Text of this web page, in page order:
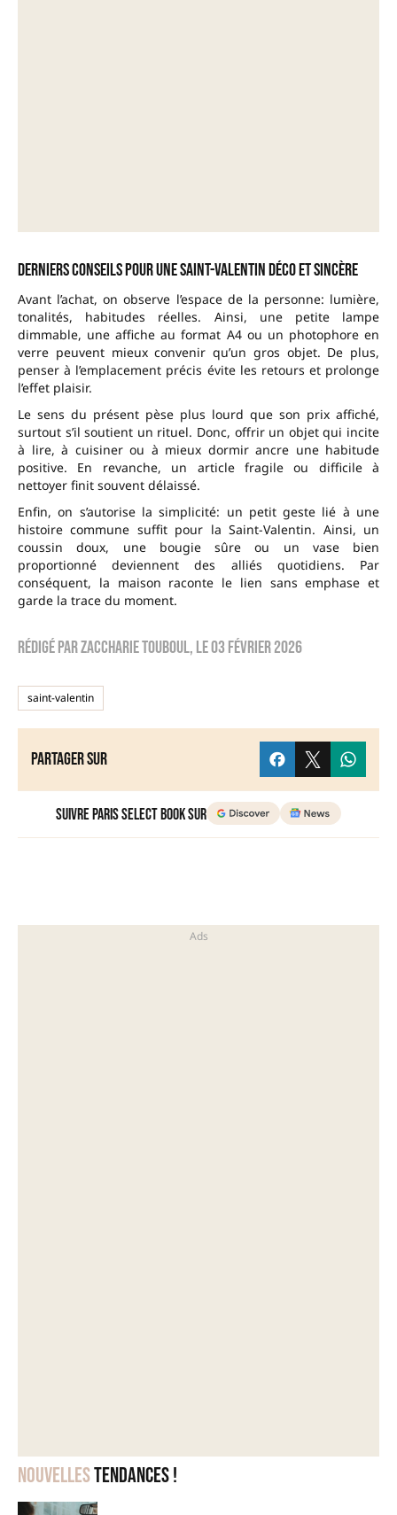
Nouvellestendances !
Derniers conseils pour une Saint-Valentin déco et sincère
Avant l’achat, on observe l’espace de la personne: lumière,
tonalités, habitudes réelles. Ainsi, une petite lampe
dimmable, une affiche au format A4 ou un photophore en
verre peuvent mieux convenir qu’un gros objet. De plus,
penser à l’emplacement précis évite les retours et prolonge
l’effet plaisir.
Le sens du présent pèse plus lourd que son prix affiché,
surtout s’il soutient un rituel. Donc, offrir un objet qui incite
à lire, à cuisiner ou à mieux dormir ancre une habitude
positive. En revanche, un article fragile ou difficile à
nettoyer finit souvent délaissé.
Enfin, on s’autorise la simplicité: un petit geste lié à une
histoire commune suffit pour la Saint-Valentin. Ainsi, un
coussin doux, une bougie sûre ou un vase bien
proportionné deviennent des alliés quotidiens. Par
conséquent, la maison raconte le lien sans emphase et
garde la trace du moment.
Rédigé parzaccharie touboul, le03 février 2026
saint-valentin
Partager sur
Suivre Paris Select Book sur